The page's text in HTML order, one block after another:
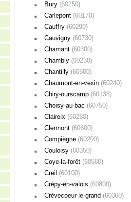
Bury (60250)
Carlepont (60170)
Cauffry (60290)
Cauvigny (60730)
Chamant (60300)
Chambly (60230)
Chantilly (60500)
Chaumont-en-vexin (60240)
Chiry-ourscamp (60138)
Choisy-au-bac (60750)
Clairoix (60280)
Clermont (60600)
Compiègne (60200)
Couloisy (60350)
Coye-la-forêt (60580)
Creil (60100)
Crépy-en-valois (60800)
Crèvecoeur-le-grand (60360)